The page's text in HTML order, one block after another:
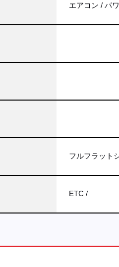
エアコン パ
フルフラット
ETC